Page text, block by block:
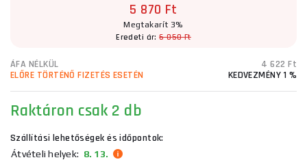
5 870 Ft
Megtakarít 3%
Eredeti ár:6 050 Ft
ÁFA NÉLKÜL
4 622 Ft
ELŐRE TÖRTÉNŐ FIZETÉS ESETÉN
KEDVEZMÉNY 1 %
Raktáron csak 2 db
Szállítási lehetőségek és időpontok:
Átvételi helyek: 8. 13.